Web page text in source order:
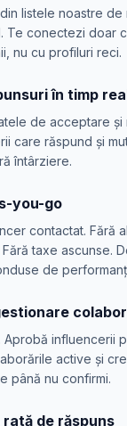
listele noastre de
Te conectezi doar
nu cu profiluri reci.
în timp
de acceptare și
care răspund și
întârziere.
you-go
contactat. Fără
Fără taxe ascunse.
de
Aprobă influencerii
active și
până nu confirmi.
rată de răspuns